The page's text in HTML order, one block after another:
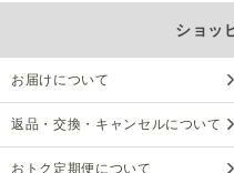
ショッ
お届けについて
返品・交換・キャンセルについて
おトク定期便について